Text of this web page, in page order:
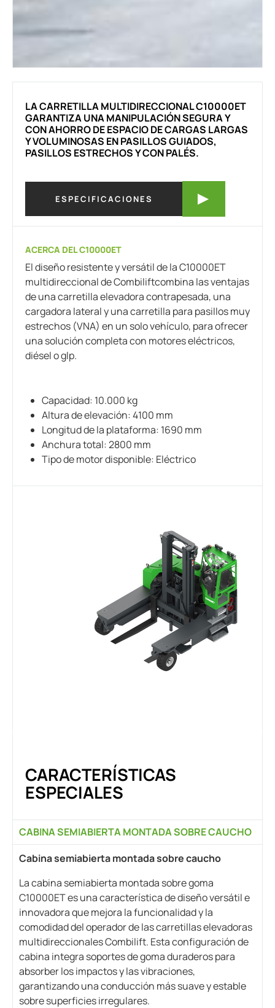
LA CARRETILLA MULTIDIRECCIONAL C10000ET
GARANTIZA UNA MANIPULACIÓN SEGURA Y
CON AHORRO DE ESPACIO DE CARGAS LARGAS
Y VOLUMINOSAS EN PASILLOS GUIADOS,
PASILLOS ESTRECHOS Y CON PALÉS.
ESPECIFICACIONES
ACERCA DEL C10000ET
El diseño resistente y versátil de la C10000ET
multidireccional de Combiliftcombina las ventajas
de una carretilla elevadora contrapesada, una
cargadora lateral y una carretilla para pasillos muy
estrechos (VNA) en un solo vehículo, para ofrecer
una solución completa con motores eléctricos,
diésel o glp.
Capacidad: 10.000 kg
Altura de elevación: 4100 mm
Longitud de la plataforma: 1690 mm
Anchura total: 2800 mm
Tipo de motor disponible: Eléctrico
CARACTERÍSTICAS
ESPECIALES
CABINA SEMIABIERTA MONTADA SOBRE CAUCHO
Cabina semiabierta montada sobre caucho
La cabina semiabierta montada sobre goma
C10000ET es una característica de diseño versátil e
innovadora que mejora la funcionalidad y la
comodidad del operador de las carretillas elevadoras
multidireccionales Combilift. Esta configuración de
cabina integra soportes de goma duraderos para
absorber los impactos y las vibraciones,
garantizando una conducción más suave y estable
sobre superficies irregulares.